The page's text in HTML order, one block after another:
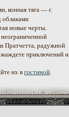
конная тяга — с
новые черты.
Пратчетта, радужной
приключений и
их вгостиной.